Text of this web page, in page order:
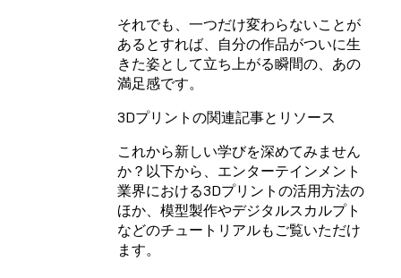
それでも、一つだけ変わらないことが
あるとすれば、自分の作品がついに生
きた姿として立ち上がる瞬間の、あの
満足感です。
3Dプリントの関連記事とリソース
これから新しい学びを深めてみません
か？以下から、エンターテインメント
業界における3Dプリントの活用方法の
ほか、模型製作やデジタルスカルプト
などのチュートリアルもご覧いただけ
ます。